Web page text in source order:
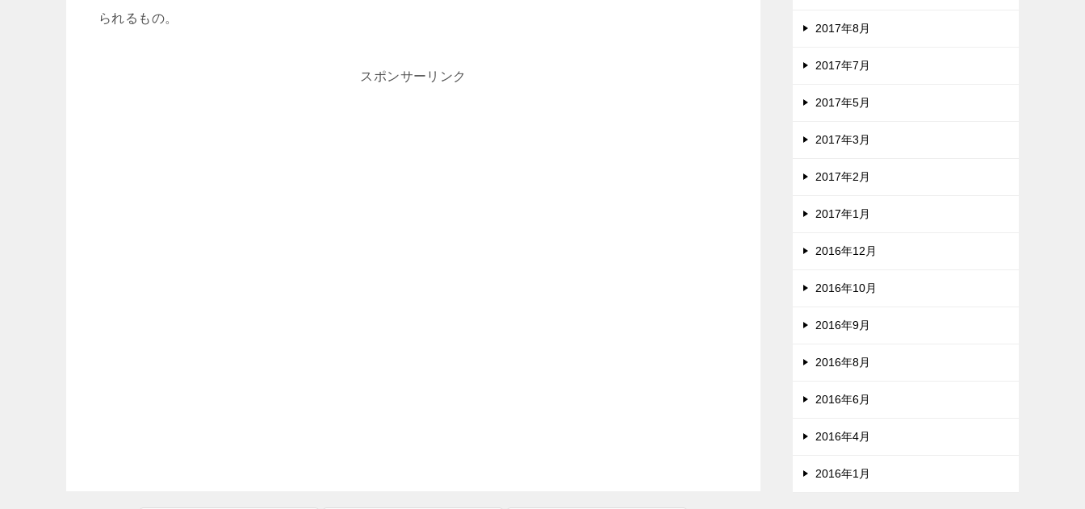
られるもの。
スポンサーリンク
2017年8月
2017年7月
2017年5月
2017年3月
2017年2月
2017年1月
2016年12月
2016年10月
2016年9月
2016年8月
2016年6月
2016年4月
2016年1月